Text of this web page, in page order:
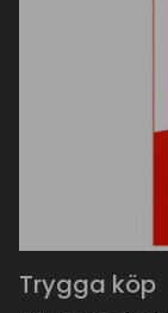
Trygga köp